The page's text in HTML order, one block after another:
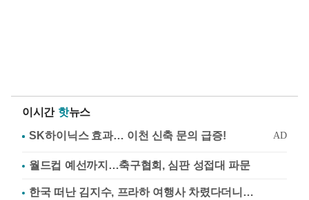
이시간 핫뉴스
월드컵 예선까지…축구협회, 심판 성접대 파문
한국 떠난 김지수, 프라하 여행사 차렸다더니…